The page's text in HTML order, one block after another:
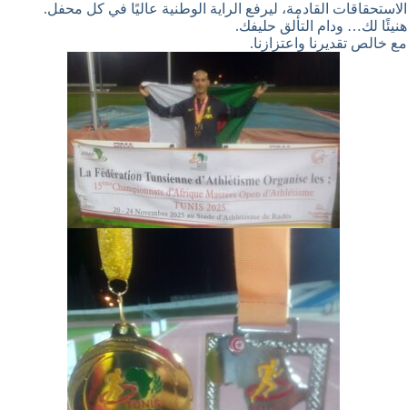
الاستحقاقات القادمة، ليرفع الراية الوطنية عاليًا في كل محفل.
هنيئًا لك… ودام التألق حليفك.
مع خالص تقديرنا واعتزازنا.